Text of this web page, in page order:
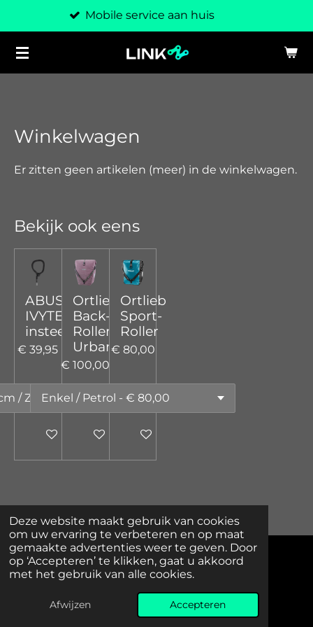
Deze website maakt gebruik van cookies
om uw ervaring te verbeteren en op maat
gemaakte advertenties weer te geven. Door
op ‘Accepteren’ te klikken, gaat u akkoord
met het gebruik van alle cookies.
Afwijzen Accepteren
direct
naar
de
Mobile service aan huis
Winkelwagen
Er zitten geen artikelen (meer) in de winkelwagen.
Bekijk ook eens
ABUS
IVYTEX
insteekketting
€ 39,95
In winkelwagen
Ortlieb
Back-
Roller
Urban
€ 100,00
In winkelwagen
Ortlieb
Sport-
Roller
€ 80,00
In winkelwagen
Retourzendingen
© 2025 LINK Bikes Shop. All rights reserved.